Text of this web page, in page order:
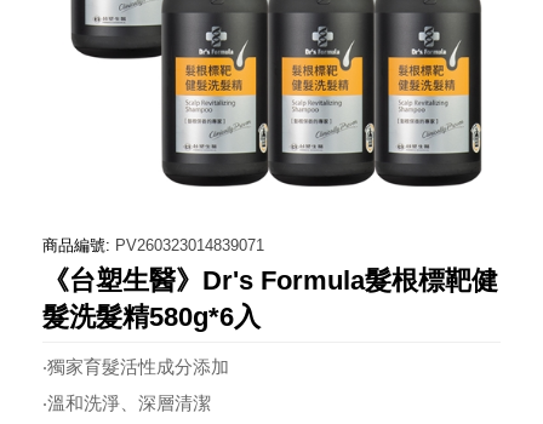
商品編號: PV260323014839071
《台塑生醫》Dr's Formula髮根標靶健
髮洗髮精580g*6入
‧獨家育髮活性成分添加
‧溫和洗淨、深層清潔